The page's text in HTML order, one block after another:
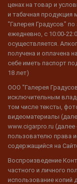
ценах на товар и
и табачная продукция
"Галерея Градусов" по
ежедневно, с 10:00-
осуществляется.
получена и оплачена
себе иметь паспорт
18 лет)
ООО "Галерея
исключительным
том числе тексты,
видеоматериалы
www.cigarpro.ru (далее
пользователю права
содержащийся на
Воспроизведение
частного и личного
использование копий